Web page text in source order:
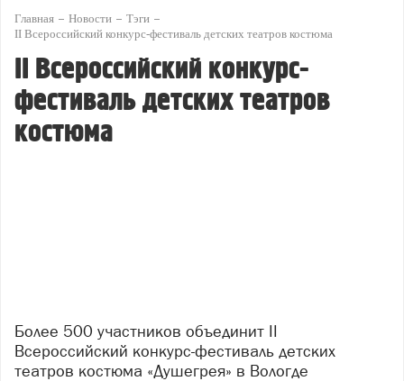
Главная Новости
Тэги
II Всероссийский конкурс-фестиваль детских театров костюма
II Всероссийский конкурс-
фестиваль детских театров
костюма
Более 500 участников объединит II
Всероссийский конкурс-фестиваль детских
театров костюма «Душегрея» в Вологде